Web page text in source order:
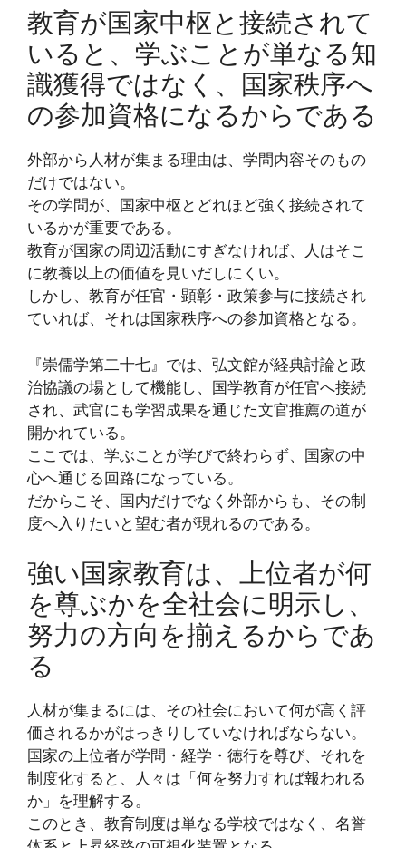
教育が国家中枢と接続されて
いると、学ぶことが単なる知
識獲得ではなく、国家秩序へ
の参加資格になるからである
外部から人材が集まる理由は、学問内容そのもの
だけではない。
その学問が、国家中枢とどれほど強く接続されて
いるかが重要である。
教育が国家の周辺活動にすぎなければ、人はそこ
に教養以上の価値を見いだしにくい。
しかし、教育が任官・顕彰・政策参与に接続され
ていれば、それは国家秩序への参加資格となる。
『崇儒学第二十七』では、弘文館が経典討論と政
治協議の場として機能し、国学教育が任官へ接続
され、武官にも学習成果を通じた文官推薦の道が
開かれている。
ここでは、学ぶことが学びで終わらず、国家の中
心へ通じる回路になっている。
だからこそ、国内だけでなく外部からも、その制
度へ入りたいと望む者が現れるのである。
強い国家教育は、上位者が何
を尊ぶかを全社会に明示し、
努力の方向を揃えるからであ
る
人材が集まるには、その社会において何が高く評
価されるかがはっきりしていなければならない。
国家の上位者が学問・経学・徳行を尊び、それを
制度化すると、人々は「何を努力すれば報われる
か」を理解する。
このとき、教育制度は単なる学校ではなく、名誉